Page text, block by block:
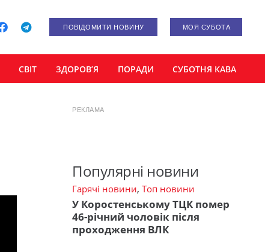
ПОВІДОМИТИ НОВИНУ МОЯ СУБОТА
СВІТ ЗДОРОВ’Я ПОРАДИ СУБОТНЯ КАВА
РЕКЛАМА
Популярні новини
Гарячі новини, Топ новини
У Коростенському ТЦК помер
46-річний чоловік після
проходження ВЛК